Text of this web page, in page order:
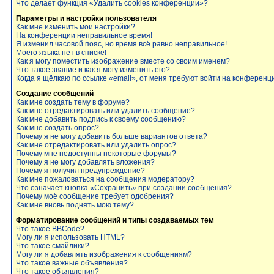
Что делает функция «Удалить cookies конференции»?
Параметры и настройки пользователя
Как мне изменить мои настройки?
На конференции неправильное время!
Я изменил часовой пояс, но время всё равно неправильное!
Моего языка нет в списке!
Как я могу поместить изображение вместе со своим именем?
Что такое звание и как я могу изменить его?
Когда я щёлкаю по ссылке «email», от меня требуют войти на
Создание сообщений
Как мне создать тему в форуме?
Как мне отредактировать или удалить сообщение?
Как мне добавить подпись к своему сообщению?
Как мне создать опрос?
Почему я не могу добавить больше вариантов ответа?
Как мне отредактировать или удалить опрос?
Почему мне недоступны некоторые форумы?
Почему я не могу добавлять вложения?
Почему я получил предупреждение?
Как мне пожаловаться на сообщения модератору?
Что означает кнопка «Сохранить» при создании сообщения?
Почему моё сообщение требует одобрения?
Как мне вновь поднять мою тему?
Форматирование сообщений и типы создаваемых тем
Что такое BBCode?
Могу ли я использовать HTML?
Что такое смайлики?
Могу ли я добавлять изображения к сообщениям?
Что такое важные объявления?
Что такое объявления?